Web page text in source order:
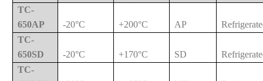
TC-
650AP
-20°C +200°C AP
TC-
650SD
-20°C +170°C SD
TC-